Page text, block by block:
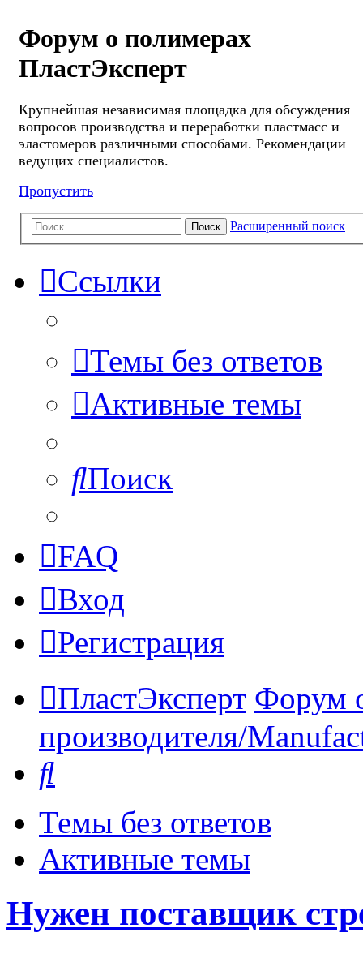
Форум о полимерах
ПластЭксперт
Крупнейшая независимая площадка для обсуждения
вопросов производства и переработки пластмасс и
эластомеров различными способами. Рекомендации
ведущих специалистов.
Пропустить
Поиск Расширенный поиск
Ссылки
Темы без ответов
Активные темы
Поиск
FAQ
Вход
Регистрация
ПластЭксперт Форум
производителя/
Темы без ответов
Активные темы
Нужен поставщик